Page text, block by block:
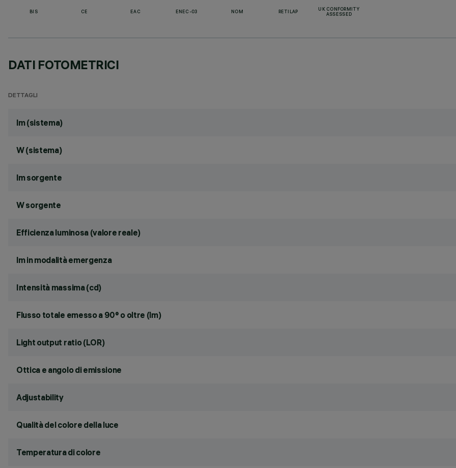
BIS CE EAC ENEC-03 NOM RETILAP
UK CONFORMITY
ASSESSED
DATI FOTOMETRICI
DETTAGLI
lm (sistema)
W (sistema)
lm sorgente
W sorgente
Efficienza luminosa (valore reale)
lm in modalità emergenza
Intensità massima (cd)
Flusso totale emesso a 90° o oltre (lm)
Light output ratio (LOR)
Ottica e angolo di emissione
Adjustability
Qualità del colore della luce
Temperatura di colore